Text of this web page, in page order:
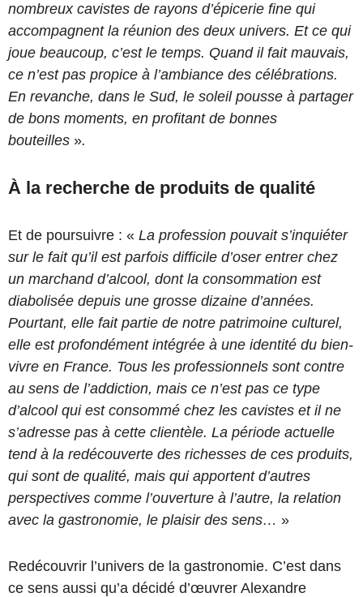
nombreux cavistes de rayons d’épicerie fine qui
accompagnent la réunion des deux univers. Et ce qui
joue beaucoup, c’est le temps. Quand il fait mauvais,
ce n’est pas propice à l’ambiance des célébrations.
En revanche, dans le Sud, le soleil pousse à partager
de bons moments, en profitant de bonnes
bouteilles ».
À la recherche de produits de qualité
Et de poursuivre : « La profession pouvait s’inquiéter
sur le fait qu’il est parfois difficile d’oser entrer chez
un marchand d’alcool, dont la consommation est
diabolisée depuis une grosse dizaine d’années.
Pourtant, elle fait partie de notre patrimoine culturel,
elle est profondément intégrée à une identité du bien-
vivre en France. Tous les professionnels sont contre
au sens de l’addiction, mais ce n’est pas ce type
d’alcool qui est consommé chez les cavistes et il ne
s’adresse pas à cette clientèle. La période actuelle
tend à la redécouverte des richesses de ces produits,
qui sont de qualité, mais qui apportent d’autres
perspectives comme l’ouverture à l’autre, la relation
avec la gastronomie, le plaisir des sens… »
Redécouvrir l’univers de la gastronomie. C’est dans
ce sens aussi qu’a décidé d’œuvrer Alexandre